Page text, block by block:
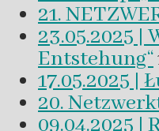
21.
23.05.2025 |
Entstehung“
17.05.2025
20.
09.04.2025 |